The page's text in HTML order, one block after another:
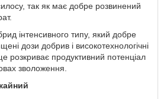
так як має добре розвинений
інтенсивного типу, який добре
дози добрив і високотехнологічні
розкриває продуктивний потенціал
зволоження.